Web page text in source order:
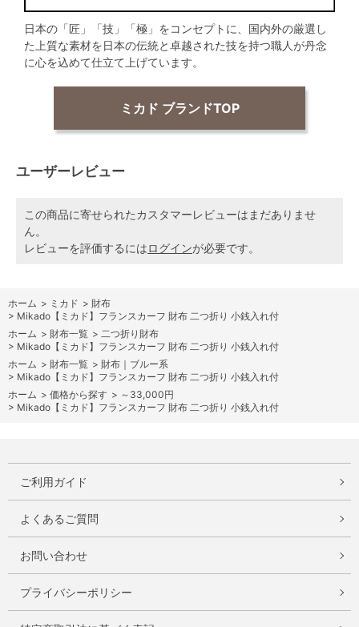
日本の「匠」「技」「極」をコンセプトに、国内外の厳選し
た上質な素材を日本の伝統と卓越された技を持つ職人が丹念
に心を込めて仕立て上げています。
ミカド ブランドTOP
ユーザーレビュー
この商品に寄せられたカスタマーレビューはまだありませ
ん。
レビューを評価するにはログインが必要です。
ホーム > ミカド > 財布
> Mikado【ミカド】フランスカーフ 財布 二つ折り 小銭入れ付
ホーム > 財布一覧 > 二つ折り財布
> Mikado【ミカド】フランスカーフ 財布 二つ折り 小銭入れ付
ホーム > 財布一覧 > 財布｜ブルー系
> Mikado【ミカド】フランスカーフ 財布 二つ折り 小銭入れ付
ホーム > 価格から探す > ～33,000円
> Mikado【ミカド】フランスカーフ 財布 二つ折り 小銭入れ付
ご利用ガイド
よくあるご質問
お問い合わせ
プライバシーポリシー